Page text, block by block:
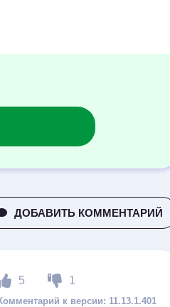
ДОБАВИТЬ КОММЕНТАРИЙ
5 1
11.13.1.401